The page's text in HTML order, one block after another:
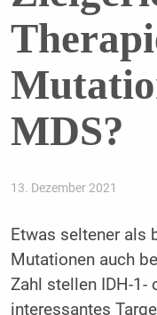
MDS?
13. Dezember 2021
Etwas seltener als
Mutationen auch
Zahl stellen IDH-1-
interessantes